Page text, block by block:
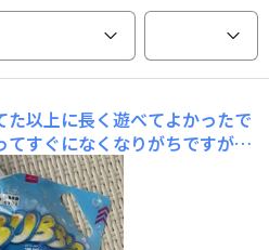
以上に長く遊べてよかったで
すぐになくなりがちですが、
スパ◎でした！子どもも夢中で
ャボン玉も作りやすかったです
ックしておくの良いですね✨